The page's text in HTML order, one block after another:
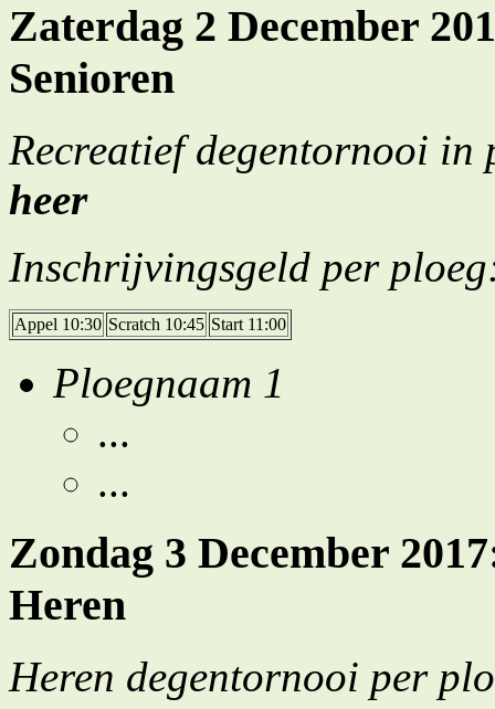
Zaterdag 2 December
Senioren
Recreatief degentornooi in
heer
Inschrijvingsgeld per
Appel 10:30 Scratch 10:45 Start 11:00
Ploegnaam 1
...
...
Zondag 3 December
Heren
Heren degentornooi per